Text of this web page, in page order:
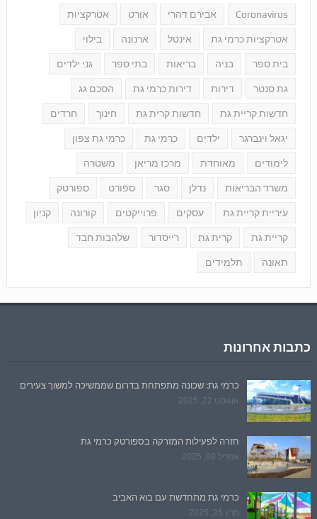
Coronavirus אבירם דהרי אורט אטרקציות
אטרקציות כרמי גת אינטל ארנונה בילוי
בית ספר בניה בריאות בתי ספר גני ילדים
גת סנטר דירות דירות כרמי גת הסכם גג
חדשות קריית גת חדשות קרית גת חינוך חרדים
יגאל וינברגר ילדים כרמי גת כרמי גת צפון
לימודים מאוחדת מרכז מריאן משטרה
משרד הבריאות נדלן סגר ספורט ספורטק
עיריית קריית גת עסקים פרוייקטים קורונה קניון
קריית גת קרית גת רייסדור שלהבות חבד
תאונה תלמידים
כתבות אחרונות
כרמי גת: שכונה מתפתחת בדרום שממשיכה למשוך צעירים
אוגוסט 22, 2025
חזרה לפעילות המזרקה בספורטק כרמי גת
אפריל 08, 2025
כרמי גת מתחדשת עם בוא האביב
מרץ 25, 2025